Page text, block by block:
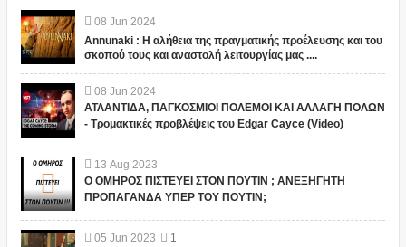
08 Jun 2024
Annunaki : Η αλήθεια της πραγματικής προέλευσης και του
σκοπού τους και αναστολή λειτουργίας μας ....
08 Jun 2024
ΑΤΛΑΝΤΙΔΑ, ΠΑΓΚΟΣΜΙΟΙ ΠΟΛΕΜΟΙ ΚΑΙ ΑΛΛΑΓΗ ΠΟΛΩΝ
- Τρομακτικές προβλέψεις του Edgar Cayce (Video)
13 Aug 2023
Ο ΟΜΗΡΟΣ ΠΙΣΤΕΥΕΙ ΣΤΟΝ ΠΟΥΤΙΝ ; ΑΝΕΞΗΓΗΤΗ
ΠΡΟΠΑΓΑΝΔΑ ΥΠΕΡ ΤΟΥ ΠΟΥΤΙΝ;
05 Jun 2023
1